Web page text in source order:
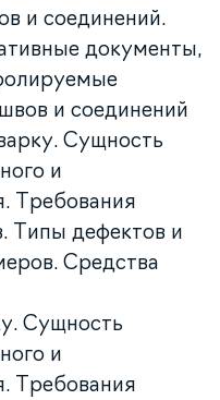
и соединений.
документы,
и соединений
Сущность
и
Требования
Типы дефектов и
Средства
Сущность
и
Требования